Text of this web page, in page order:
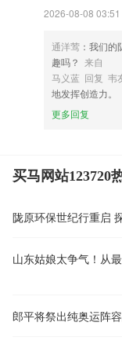
2026-08-08 03:51
通洋莺 ：我们
趣吗？ 来自
马义蓝 回复 韦
地发挥创造力。
更多回复
买马网站123720